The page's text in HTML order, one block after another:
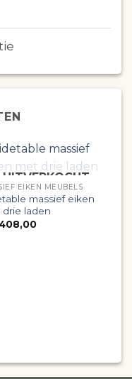
UITVERKOCHT
EIKEN MEUBELS
massief eiken
drie laden